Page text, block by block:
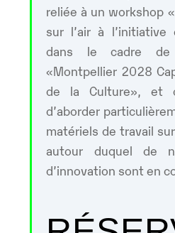
reliée à un workshop
sur l’air à l’initiative
dans le cadre de
«Montpellier 2028
de la Culture», et
d’aborder
matériels de travail
autour duquel de
d’innovation sont en